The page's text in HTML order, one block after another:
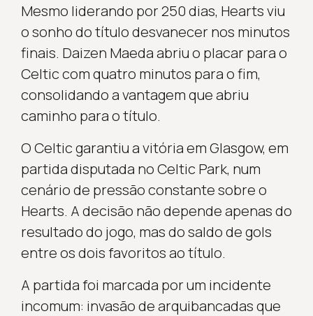
Mesmo liderando por 250 dias, Hearts viu
o sonho do título desvanecer nos minutos
finais. Daizen Maeda abriu o placar para o
Celtic com quatro minutos para o fim,
consolidando a vantagem que abriu
caminho para o título.
O Celtic garantiu a vitória em Glasgow, em
partida disputada no Celtic Park, num
cenário de pressão constante sobre o
Hearts. A decisão não depende apenas do
resultado do jogo, mas do saldo de gols
entre os dois favoritos ao título.
A partida foi marcada por um incidente
incomum: invasão de arquibancadas que